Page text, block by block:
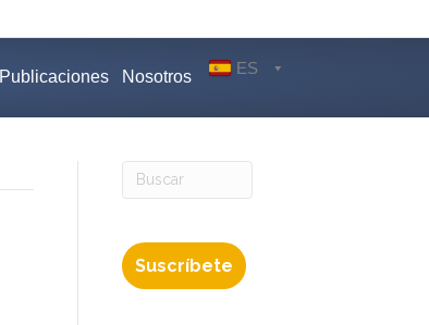
Publicaciones Nosotros ES
Suscríbete